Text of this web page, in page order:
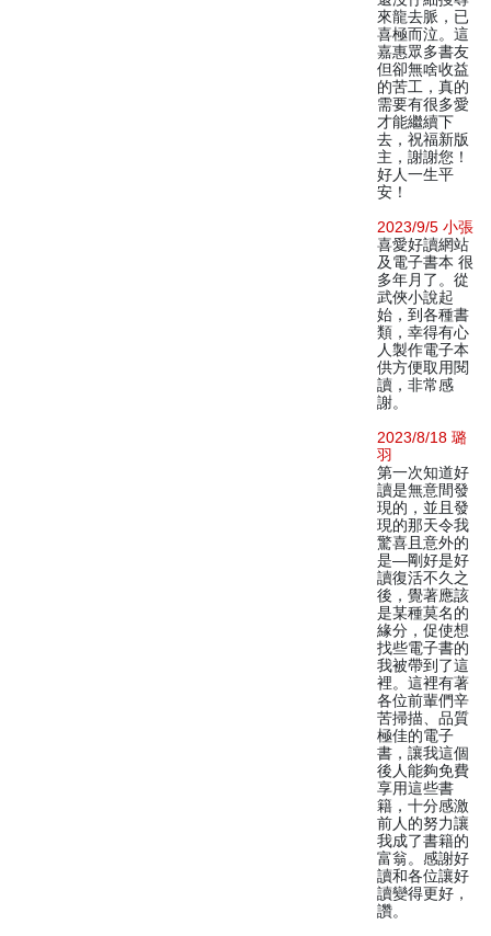
來龍去脈，已
喜極而泣。這
嘉惠眾多書友
但卻無啥收益
的苦工，真的
需要有很多愛
才能繼續下
去，祝福新版
主，謝謝您！
好人一生平
安！
2023/9/5 小張
喜愛好讀網站
及電子書本 很
多年月了。從
武俠小說起
始，到各種書
類，幸得有心
人製作電子本
供方便取用閱
讀，非常感
謝。
2023/8/18 璐
羽
第一次知道好
讀是無意間發
現的，並且發
現的那天令我
驚喜且意外的
是—剛好是好
讀復活不久之
後，覺著應該
是某種莫名的
緣分，促使想
找些電子書的
我被帶到了這
裡。這裡有著
各位前輩們辛
苦掃描、品質
極佳的電子
書，讓我這個
後人能夠免費
享用這些書
籍，十分感激
前人的努力讓
我成了書籍的
富翁。感謝好
讀和各位讓好
讀變得更好，
讚。